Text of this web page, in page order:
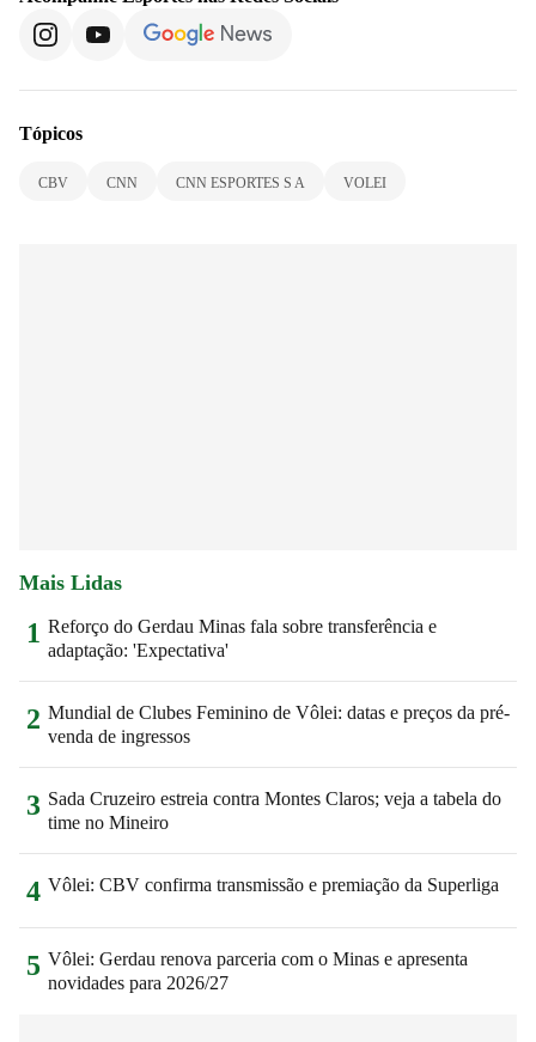
Tópicos
CBV CNN CNN ESPORTES S A VOLEI
Mais Lidas
1 Reforço do Gerdau Minas fala sobre transferência e
adaptação: 'Expectativa'
2 Mundial de Clubes Feminino de Vôlei: datas e preços da pré-
venda de ingressos
3 Sada Cruzeiro estreia contra Montes Claros; veja a tabela do
time no Mineiro
4 Vôlei: CBV confirma transmissão e premiação da Superliga
5 Vôlei: Gerdau renova parceria com o Minas e apresenta
novidades para 2026/27